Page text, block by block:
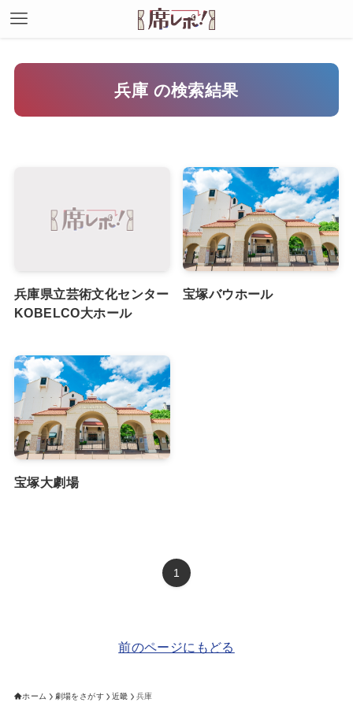
兵庫 の検索結果
兵庫県立芸術文化センター
KOBELCO大ホール
宝塚バウホール
宝塚大劇場
1
前のページにもどる
ホーム 劇場をさがす 近畿 兵庫